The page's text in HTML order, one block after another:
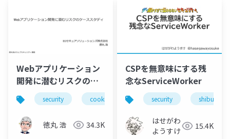
Webアプリケーション
開発に潜むリスクのケ
ーススタディ
security cookie
徳丸 浩 34.3K
CSPを無意味にする残
念なServiceWorker
security shibuyaxss
はせがわ
ようすけ
15.4K